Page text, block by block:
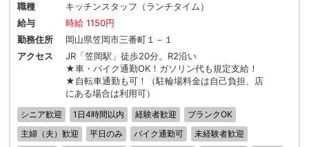
職種
キッチンスタッフ（ランチタイム）
給与
時給 1150円
勤務住所
岡山県笠岡市三番町１－１
アクセス
JR「笠岡駅」徒歩20分。R2沿い
★車・バイク通勤OK！ガソリン代も規定支給！
★自転車通勤も可！（駐輪場料金は自己負担、店
にある場合は利用可）
シニア歓迎 1日4時間以内 経験者歓迎
ブランクOK
主婦（夫）歓迎
平日のみ バイク通勤可
未経験者歓迎